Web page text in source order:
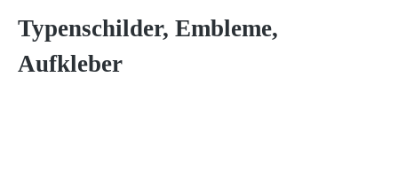
Typenschilder, Embleme,
Aufkleber